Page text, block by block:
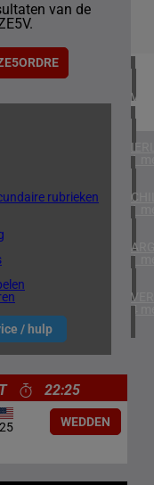
van de
rubrieken
/ hulp
1
5
1
CHILI
1
1
4
22:25
WEDDEN